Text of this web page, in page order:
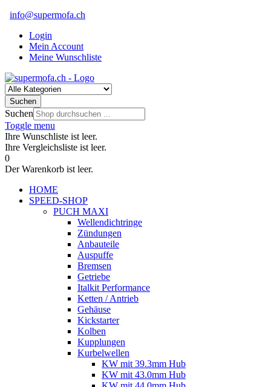
info@supermofa.ch
Login
Mein Account
Meine Wunschliste
Suchen
Suchen
Toggle menu
Ihre Wunschliste ist leer.
Ihre Vergleichsliste ist leer.
0
Der Warenkorb ist leer.
HOME
SPEED-SHOP
PUCH MAXI
Wellendichtringe
Zündungen
Anbauteile
Auspuffe
Bremsen
Getriebe
Italkit Performance
Ketten / Antrieb
Gehäuse
Kickstarter
Kolben
Kupplungen
Kurbelwellen
KW mit 39.3mm Hub
KW mit 43.0mm Hub